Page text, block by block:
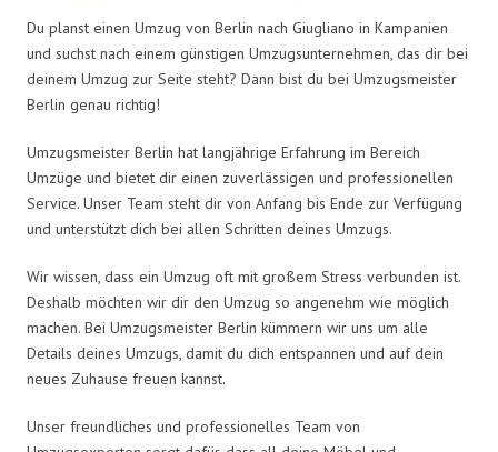
Du planst einen Umzug von Berlin nach Giugliano in Kampanien
und suchst nach einem günstigen Umzugsunternehmen, das dir bei
deinem Umzug zur Seite steht? Dann bist du bei Umzugsmeister
Berlin genau richtig!
Umzugsmeister Berlin hat langjährige Erfahrung im Bereich
Umzüge und bietet dir einen zuverlässigen und professionellen
Service. Unser Team steht dir von Anfang bis Ende zur Verfügung
und unterstützt dich bei allen Schritten deines Umzugs.
Wir wissen, dass ein Umzug oft mit großem Stress verbunden ist.
Deshalb möchten wir dir den Umzug so angenehm wie möglich
machen. Bei Umzugsmeister Berlin kümmern wir uns um alle
Details deines Umzugs, damit du dich entspannen und auf dein
neues Zuhause freuen kannst.
Unser freundliches und professionelles Team von